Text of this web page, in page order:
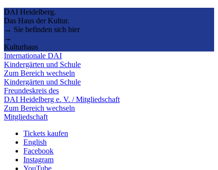
DAI Heidelberg.
Das Haus der Kultur.
→ Sie befinden sich hier
→
Kulturhaus
Internationale DAI
Kindergärten und Schule
Zum Bereich wechseln
Kindergärten und Schule
Freundeskreis des
DAI Heidelberg e. V. / Mitgliedschaft
Zum Bereich wechseln
Mitgliedschaft
Tickets kaufen
English
Facebook
Instagram
YouTube